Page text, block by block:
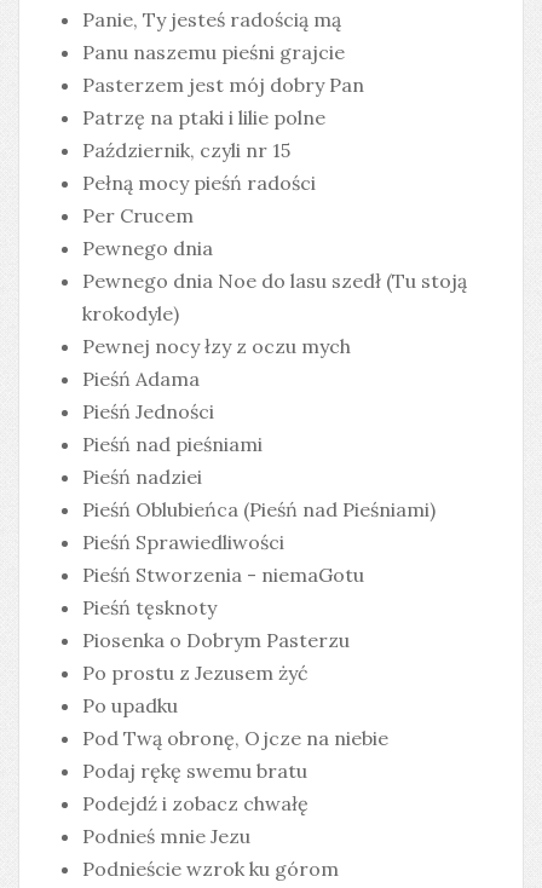
Panie, Ty jesteś radością mą
Panu naszemu pieśni grajcie
Pasterzem jest mój dobry Pan
Patrzę na ptaki i lilie polne
Październik, czyli nr 15
Pełną mocy pieśń radości
Per Crucem
Pewnego dnia
Pewnego dnia Noe do lasu szedł (Tu stoją
krokodyle)
Pewnej nocy łzy z oczu mych
Pieśń Adama
Pieśń Jedności
Pieśń nad pieśniami
Pieśń nadziei
Pieśń Oblubieńca (Pieśń nad Pieśniami)
Pieśń Sprawiedliwości
Pieśń Stworzenia - niemaGotu
Pieśń tęsknoty
Piosenka o Dobrym Pasterzu
Po prostu z Jezusem żyć
Po upadku
Pod Twą obronę, Ojcze na niebie
Podaj rękę swemu bratu
Podejdź i zobacz chwałę
Podnieś mnie Jezu
Podnieście wzrok ku górom